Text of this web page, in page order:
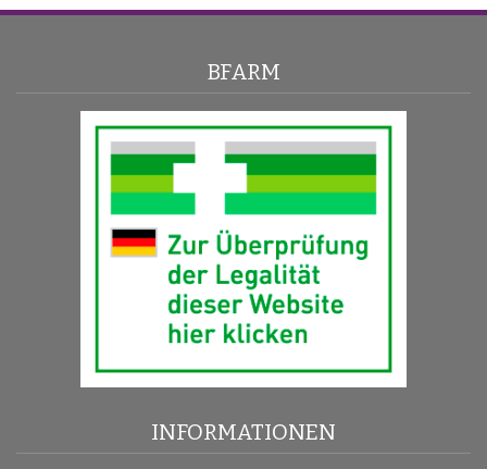
BFARM
INFORMATIONEN